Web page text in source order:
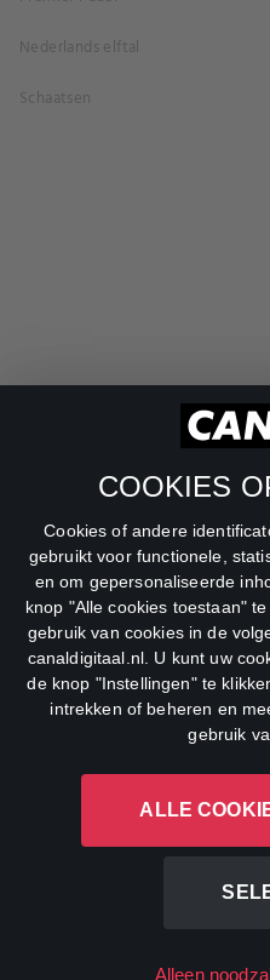
COOKIES
Cookies of andere
gebruikt voor functionele,
en om gepersonaliseerde
knop "Alle cookies toestaan"
gebruik van cookies in de
canaldigitaal.nl. U kunt uw
de knop "Instellingen" te
intrekken of beheren en
gebruik
ALLE
Alleen
Nederlands elftal
Schaatsen
CANAL+ Luxembourg S. à r.l.,